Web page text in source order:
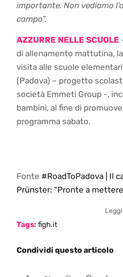
importante. Non vediamo
campo”.
AZZURRE NELLE SCUOLE
di allenamento mattutina,
visita alle scuole
(Padova) – progetto
società Emmeti Group -,
bambini, al fine di
programma sabato.
Fonte #RoadToPadova | Il
Prünster: “Pronte a mettere
Tags: figh.it
Condividi questo articolo